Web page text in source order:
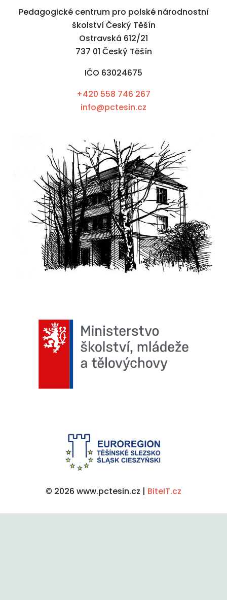
Pedagogické centrum pro polské národnostní
školství Český Těšín
Ostravská 612/21
737 01 Český Těšín
IČO 63024675
+420 558 746 267
info@pctesin.cz
© 2026 www.pctesin.cz | BiteIT.cz